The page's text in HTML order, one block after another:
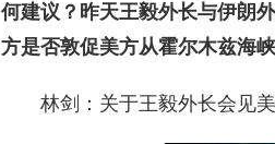
何建议？昨天王毅外长与伊朗
方是否敦促美方从霍尔木兹海
林剑：关于王毅外长会见